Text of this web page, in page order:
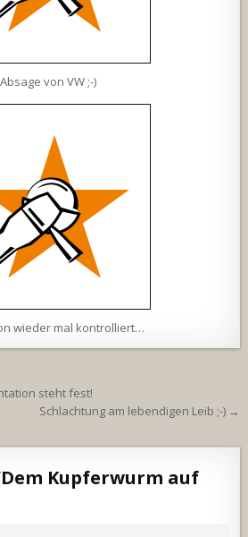
Absage von VW ;-)
wieder mal kontrolliert…
steht fest!
Schlachtung am lebendigen Leib ;-) →
Dem Kupferwurm auf